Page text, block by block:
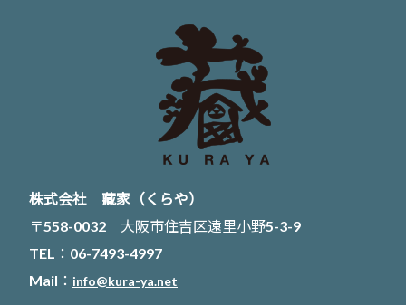
株式会社 藏家（くらや）
〒558-0032 大阪市住吉区遠里小野5-3-9
TEL：06-7493-4997
Mail： info@kura-ya.net